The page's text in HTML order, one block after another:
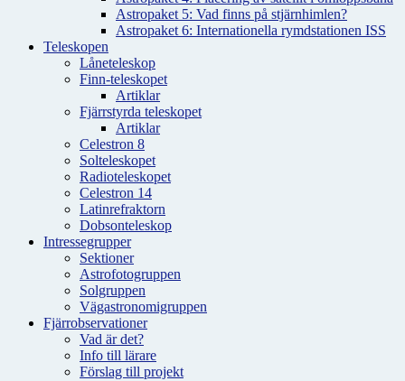
Astropaket 5: Vad finns på stjärnhimlen?
Astropaket 6: Internationella rymdstationen ISS
Teleskopen
Låneteleskop
Finn-teleskopet
Artiklar
Fjärrstyrda teleskopet
Artiklar
Celestron 8
Solteleskopet
Radioteleskopet
Celestron 14
Latinrefraktorn
Dobsonteleskop
Intressegrupper
Sektioner
Astrofotogruppen
Solgruppen
Vägastronomigruppen
Fjärrobservationer
Vad är det?
Info till lärare
Förslag till projekt